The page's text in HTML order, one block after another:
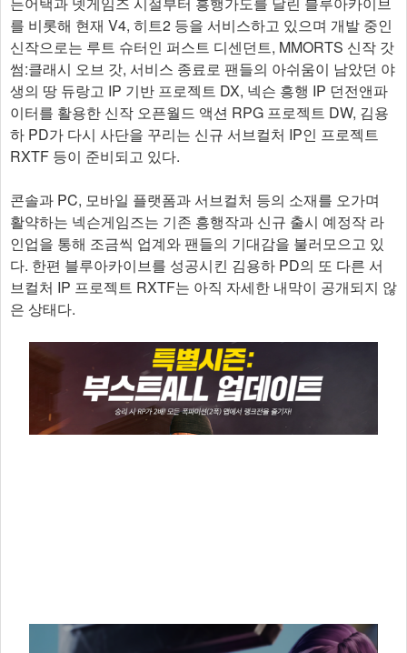
를 비롯해 현재 V4, 히트2 등을 서비스하고 있으며 개발 중인
신작으로는 루트 슈터인 퍼스트 디센던트, MMORTS 신작 갓
썸:클래시 오브 갓, 서비스 종료로 팬들의 아쉬움이 남았던 야
생의 땅 듀랑고 IP 기반 프로젝트 DX, 넥슨 흥행 IP 던전앤파
이터를 활용한 신작 오픈월드 액션 RPG 프로젝트 DW, 김용
하 PD가 다시 사단을 꾸리는 신규 서브컬처 IP인 프로젝트
RXTF 등이 준비되고 있다.
콘솔과 PC, 모바일 플랫폼과 서브컬처 등의 소재를 오가며
활약하는 넥슨게임즈는 기존 흥행작과 신규 출시 예정작 라
인업을 통해 조금씩 업계와 팬들의 기대감을 불러모으고 있
다. 한편 블루아카이브를 성공시킨 김용하 PD의 또 다른 서
브컬처 IP 프로젝트 RXTF는 아직 자세한 내막이 공개되지 않
은 상태다.​